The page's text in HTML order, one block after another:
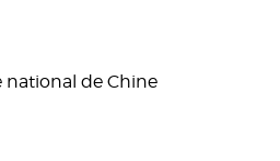
de Chine